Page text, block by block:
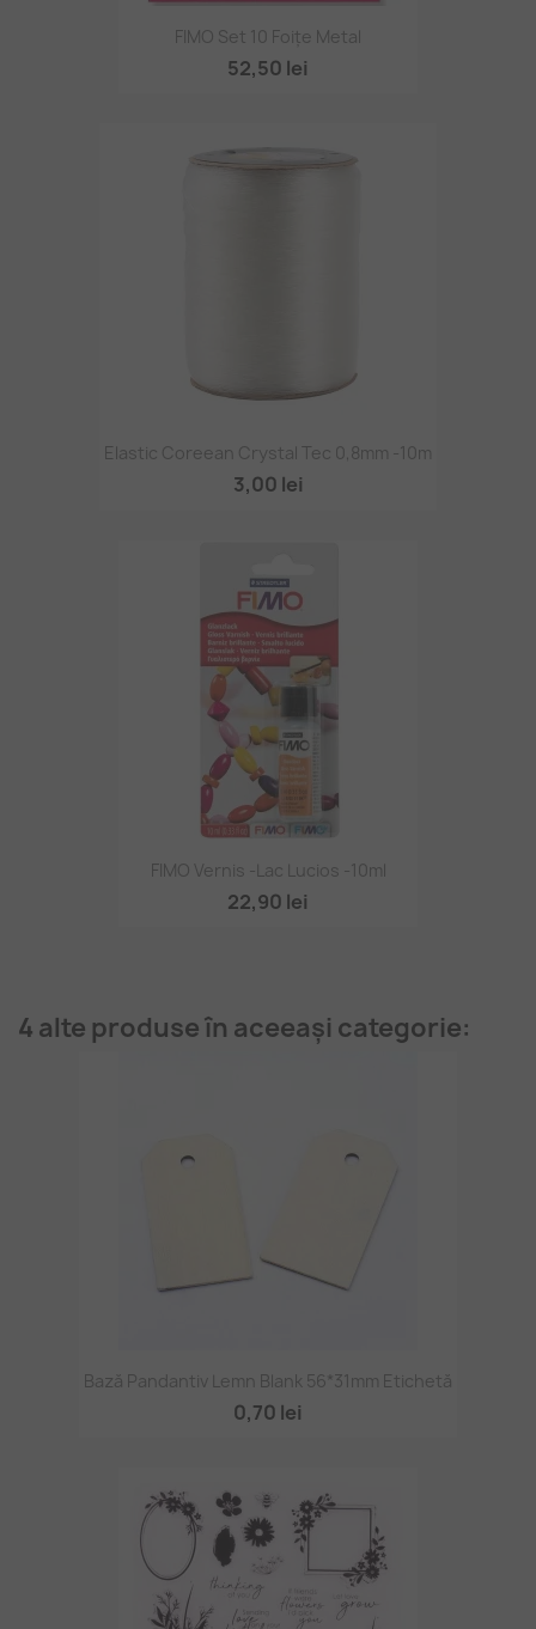
FIMO Set 10 Foițe Metal
52,50 lei
Elastic Coreean Crystal Tec 0,8mm -10m
3,00 lei
FIMO Vernis -lac Lucios -10ml
22,90 lei
4 alte produse în aceeași categorie:
Bază Pandantiv Lemn Blank 56*31mm Etichetă
0,70 lei